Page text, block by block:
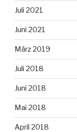
Juli 2021
Juni 2021
März 2019
Juli 2018
Juni 2018
Mai 2018
April 2018